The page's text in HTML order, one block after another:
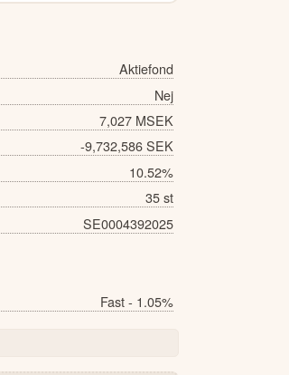
Aktiefond
Nej
7,027 MSEK
-9,732,586 SEK
10.52%
35 st
SE0004392025
Fast - 1.05%